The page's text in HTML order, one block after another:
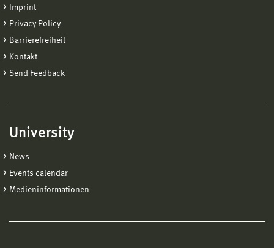
Imprint
Privacy Policy
Barrierefreiheit
Kontakt
Send Feedback
University
News
Events calendar
Medieninformationen